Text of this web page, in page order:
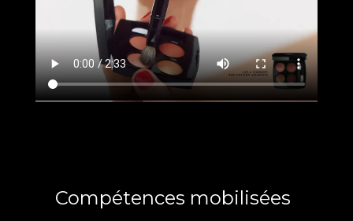
Compétences mobilisées